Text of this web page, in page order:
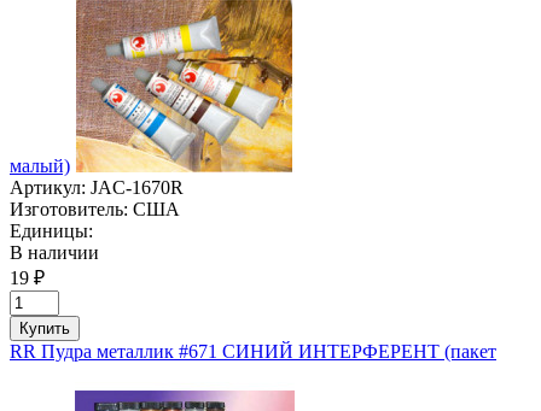
малый)
Артикул: JAC-1670R
Изготовитель: США
Единицы:
В наличии
19 ₽
Купить
RR Пудра металлик #671 СИНИЙ ИНТЕРФЕРЕНТ (пакет